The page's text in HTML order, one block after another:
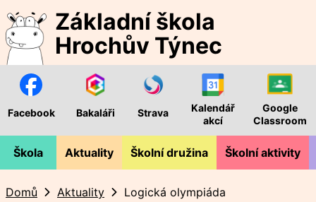
Základní škola
Hrochův Týnec
Facebook Bakaláři Strava
Kalendář
akcí
Google
Classroom
Škola Aktuality Školní družina Školní aktivity
Domů Aktuality Logická olympiáda